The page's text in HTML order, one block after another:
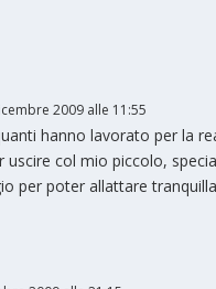
2009 alle 11:55
hanno lavorato per la
uscire col mio piccolo,
per poter allattare